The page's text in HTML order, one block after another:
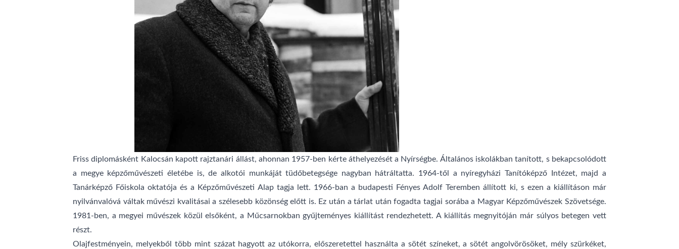
Friss diplomásként Kalocsán kapott rajztanári állást, ahonnan 1957-ben kérte áthelyezését a Nyírségbe. Általános iskolákban tanított, s bekapcsolódott
a megye képzőművészeti életébe is, de alkotói munkáját tüdőbetegsége nagyban hátráltatta. 1964-től a nyíregyházi Tanítóképző Intézet, majd a
Tanárképző Főiskola oktatója és a Képzőművészeti Alap tagja lett. 1966-ban a budapesti Fényes Adolf Teremben állított ki, s ezen a kiállításon már
nyilvánvalóvá váltak művészi kvalitásai a szélesebb közönség előtt is. Ez után a tárlat után fogadta tagjai sorába a Magyar Képzőművészek Szövetsége.
1981-ben, a megyei művészek közül elsőként, a Műcsarnokban gyűjteményes kiállítást rendezhetett. A kiállítás megnyitóján már súlyos betegen vett
részt.
Olajfestményein, melyekből több mint százat hagyott az utókorra, előszeretettel használta a sötét színeket, a sötét angolvörösöket, mély szürkéket,